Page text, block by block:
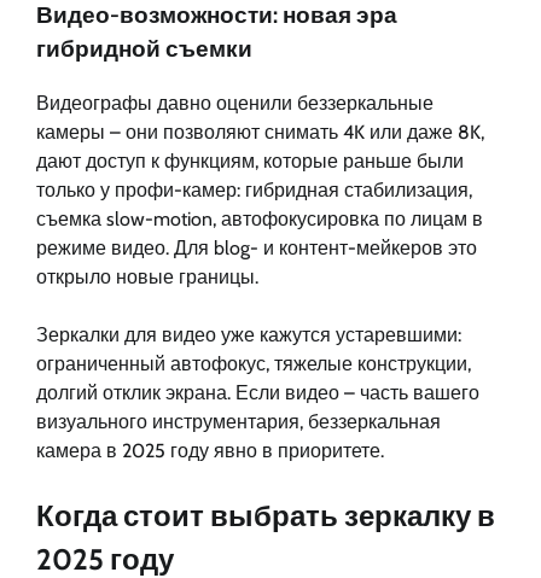
Видео-возможности: новая эра
гибридной съемки
Видеографы давно оценили беззеркальные
камеры – они позволяют снимать 4K или даже 8K,
дают доступ к функциям, которые раньше были
только у профи-камер: гибридная стабилизация,
съемка slow-motion, автофокусировка по лицам в
режиме видео. Для blog- и контент-мейкеров это
открыло новые границы.
Зеркалки для видео уже кажутся устаревшими:
ограниченный автофокус, тяжелые конструкции,
долгий отклик экрана. Если видео – часть вашего
визуального инструментария, беззеркальная
камера в 2025 году явно в приоритете.
Когда стоит выбрать зеркалку в
2025 году